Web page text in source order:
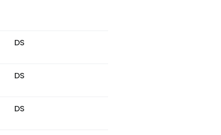
DS
DS
DS